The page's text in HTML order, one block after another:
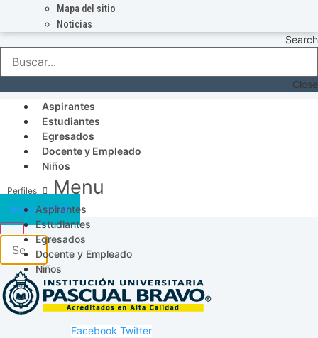
Mapa del sitio
Noticias
Search
Close
Aspirantes
Estudiantes
Egresados
Docente y Empleado
Niños
Menu
Aspirantes
Estudiantes
Egresados
Docente y Empleado
Niños
Acceso SICAU
Facebook Twitter